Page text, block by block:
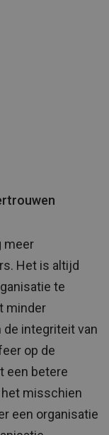
meer
Het is altijd
te
minder
de integriteit van
op de
een betere
misschien
een organisatie